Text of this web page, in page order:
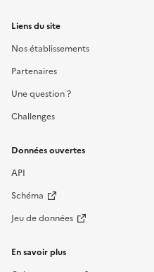
Liens du site
Nos établissements
Partenaires
Une question ?
Challenges
Données ouvertes
API
Schéma
Jeu de données
En savoir plus